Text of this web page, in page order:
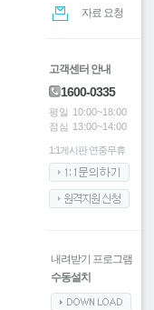
자료 요청
고객센터 안내
1600-0335
평일 10:00~18:00
점심 13:00~14:00
1:1게시판 연중무휴
내려받기 프로그램
수동설치